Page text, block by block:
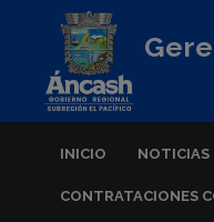
INICIO NOTICIAS
CONTRATACIONES